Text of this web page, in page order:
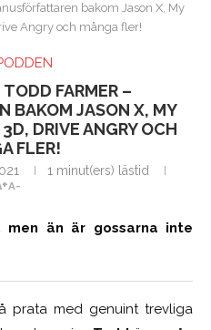
bakom Jason X, My
Angry och många fler!
FARMER –
BAKOM JASON X, MY
DRIVE ANGRY OCH
FLER!
1 minut(ers) lästid
A-
men än är gossarna inte
prata med genuint trevliga